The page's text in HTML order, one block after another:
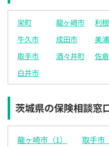
栄町 龍ヶ崎市 利
牛久市
成田市 美
取手市
酒々井町 佐
白井市
茨城県の保険相談窓
龍ヶ崎市（1） 取手市